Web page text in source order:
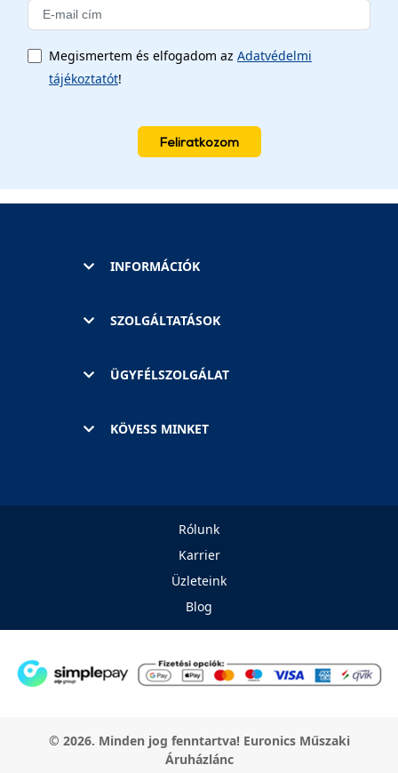
Megismertem és elfogadom az Adatvédelmi
tájékoztatót!
Feliratkozom
INFORMÁCIÓK
SZOLGÁLTATÁSOK
ÜGYFÉLSZOLGÁLAT
KÖVESS MINKET
Rólunk
Karrier
Üzleteink
Blog
© 2026. Minden jog fenntartva! Euronics Műszaki
Áruházlánc